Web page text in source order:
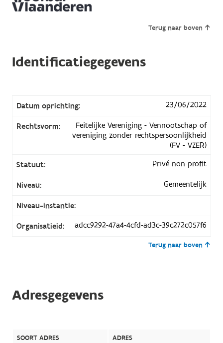
Terug naar boven
Identificatiegegevens
Datum oprichting: 23/06/2022
Rechtsvorm:
Feitelijke Vereniging - Vennootschap of
vereniging zonder rechtspersoonlijkheid
(FV - VZER)
Statuut:
Privé non-profit
Niveau: Gemeentelijk
Niveau-instantie:
Organisatieid: adcc9292-47a4-4cfd-ad3c-39c272c057f6
Terug naar boven
Adresgegevens
SOORT ADRES ADRES